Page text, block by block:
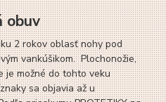
obuv
2 rokov oblasť nohy pod
vankúšikom. Plochonožie,
je možné do tohto veku
sa objavia až u